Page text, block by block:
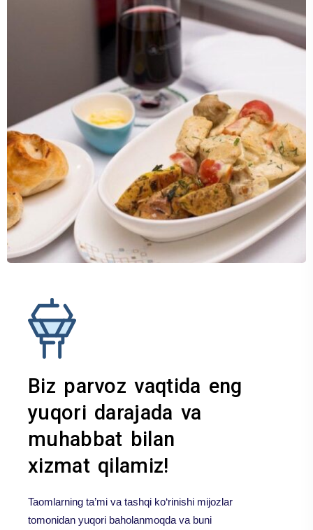
Biz parvoz vaqtida eng
yuqori darajada va
muhabbat bilan
xizmat qilamiz!
Taomlarning ta’mi va tashqi ko‘rinishi mijozlar
tomonidan yuqori baholanmoqda va buni